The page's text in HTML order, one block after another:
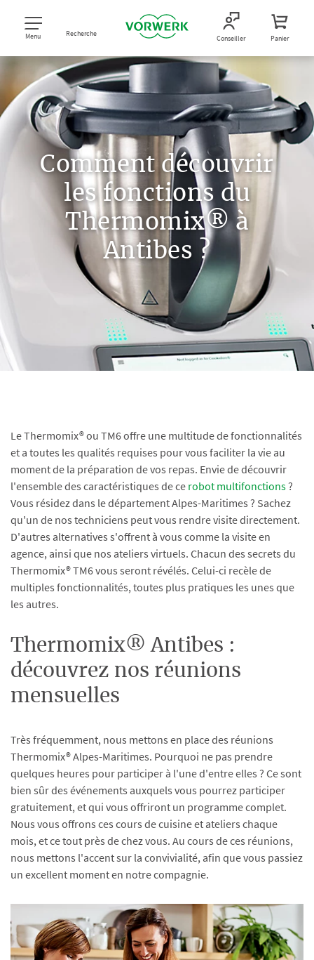
Menu Recherche Conseiller Panier
Comment découvrir
les fonctions du
Thermomix® à
Antibes ?
Le Thermomix® ou TM6 offre une multitude de fonctionnalités
et a toutes les qualités requises pour vous faciliter la vie au
moment de la préparation de vos repas. Envie de découvrir
l'ensemble des caractéristiques de ce robot multifonctions ?
Vous résidez dans le département Alpes-Maritimes ? Sachez
qu'un de nos techniciens peut vous rendre visite directement.
D'autres alternatives s'offrent à vous comme la visite en
agence, ainsi que nos ateliers virtuels. Chacun des secrets du
Thermomix® TM6 vous seront révélés. Celui-ci recèle de
multiples fonctionnalités, toutes plus pratiques les unes que
les autres.
Thermomix® Antibes :
découvrez nos réunions
mensuelles
Très fréquemment, nous mettons en place des réunions
Thermomix® Alpes-Maritimes. Pourquoi ne pas prendre
quelques heures pour participer à l'une d'entre elles ? Ce sont
bien sûr des événements auxquels vous pourrez participer
gratuitement, et qui vous offriront un programme complet.
Nous vous offrons ces cours de cuisine et ateliers chaque
mois, et ce tout près de chez vous. Au cours de ces réunions,
nous mettons l'accent sur la convivialité, afin que vous passiez
un excellent moment en notre compagnie.